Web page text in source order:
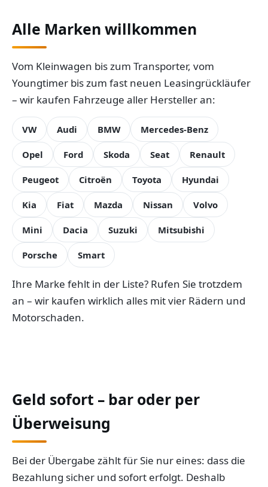
Alle Marken willkommen
Vom Kleinwagen bis zum Transporter, vom
Youngtimer bis zum fast neuen Leasingrückläufer
– wir kaufen Fahrzeuge aller Hersteller an:
VW Audi BMW Mercedes-Benz
Opel Ford Skoda Seat Renault
Peugeot Citroën Toyota Hyundai
Kia Fiat Mazda Nissan Volvo
Mini Dacia Suzuki Mitsubishi
Porsche Smart
Ihre Marke fehlt in der Liste? Rufen Sie trotzdem
an – wir kaufen wirklich alles mit vier Rädern und
Motorschaden.
Geld sofort – bar oder per
Überweisung
Bei der Übergabe zählt für Sie nur eines: dass die
Bezahlung sicher und sofort erfolgt. Deshalb